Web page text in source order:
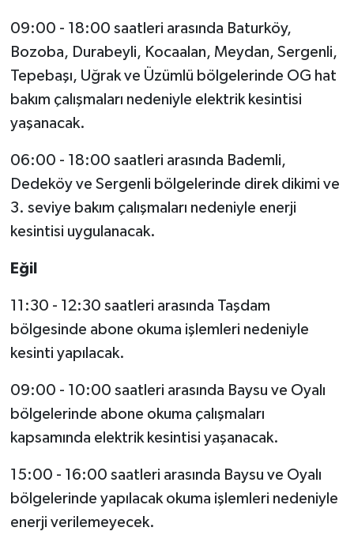
09:00 - 18:00 saatleri arasında Baturköy,
Bozoba, Durabeyli, Kocaalan, Meydan, Sergenli,
Tepebaşı, Uğrak ve Üzümlü bölgelerinde OG hat
bakım çalışmaları nedeniyle elektrik kesintisi
yaşanacak.
06:00 - 18:00 saatleri arasında Bademli,
Dedeköy ve Sergenli bölgelerinde direk dikimi ve
3. seviye bakım çalışmaları nedeniyle enerji
kesintisi uygulanacak.
Eğil
11:30 - 12:30 saatleri arasında Taşdam
bölgesinde abone okuma işlemleri nedeniyle
kesinti yapılacak.
09:00 - 10:00 saatleri arasında Baysu ve Oyalı
bölgelerinde abone okuma çalışmaları
kapsamında elektrik kesintisi yaşanacak.
15:00 - 16:00 saatleri arasında Baysu ve Oyalı
bölgelerinde yapılacak okuma işlemleri nedeniyle
enerji verilemeyecek.